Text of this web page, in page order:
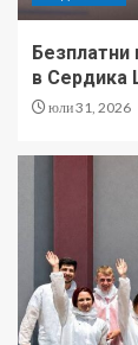
Безплатни
в Сердика
юли 31, 2026